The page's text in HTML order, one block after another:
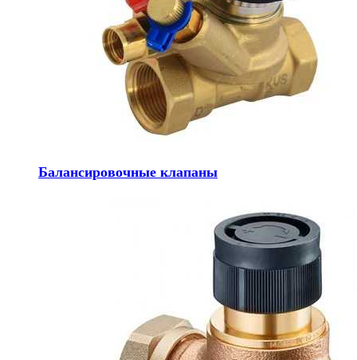
Балансировочные клапаны